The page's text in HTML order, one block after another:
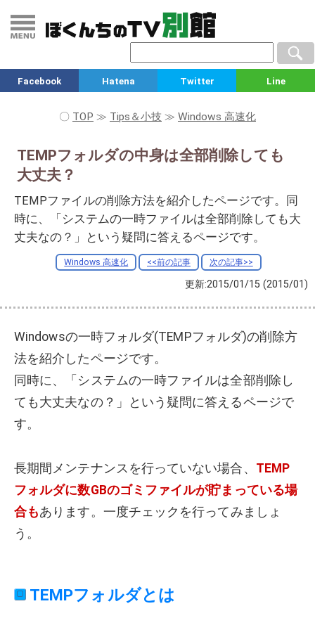
Facebook Hatena Twitter Line
〇 TOP ≫ Tips＆小技 ≫ Windows 高速化
TEMPフォルダの中身は全部削除しても
大丈夫？
TEMPファイルの削除方法を紹介したページです。同
時に、「システムの一時ファイルは全部削除しても大
丈夫なの？」という疑問に答えるページです。
Windows 高速化 <<前の記事 次の記事>>
更新:2015/01/15 (2015/01)
Windowsの一時フォルダ(TEMPフォルダ)の削除方
法を紹介したページです。
同時に、「システムの一時ファイルは全部削除し
ても大丈夫なの？」という疑問に答えるページで
す。
長期間メンテナンスを行っていない場合、 TEMP
フォルダに数GBのゴミファイルが貯まっている場
合もあります。一度チェックを行ってみましょ
う。
TEMPフォルダとは